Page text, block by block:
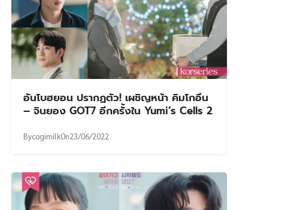
อันโบฮยอน ปรากฏตัว! เผชิญหน้า คิมโกอึน
– จินยอง GOT7 อีกครั้งใน Yumi’s Cells 2
BycogimilkOn23/06/2022